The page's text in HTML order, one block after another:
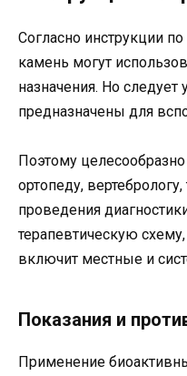
Согласно инструкции
камень могут
назначения. Но следует
предназначены для
Поэтому
ортопеду,
проведения
терапевтическую
включит местные и
Показания и
Применение